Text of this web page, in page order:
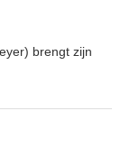
brengt zijn